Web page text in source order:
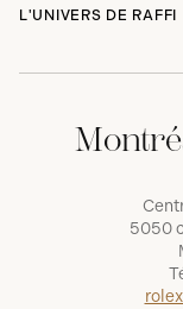
L'UNIVERS DE RAFFI
5050